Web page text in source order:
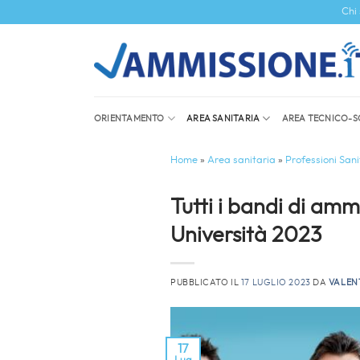
Chi
ORIENTAMENTO AREA SANITARIA AREA TECNICO-
Home » Area sanitaria » Professioni
Tutti i bandi di
Università 2023
PUBBLICATO IL 17 LUGLIO 2023 DA
17